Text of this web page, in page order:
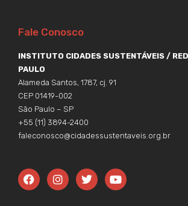
Fale Conosco
INSTITUTO CIDADES SUSTENTÁVEIS /
PAULO
Alameda Santos, 1787, cj. 91
CEP 01419-002
São Paulo – SP
+55 (11) 3894-2400
faleconosco@cidadessustentaveis.org.br
F
a
c
I
n
s
T
w
i
Y
o
u